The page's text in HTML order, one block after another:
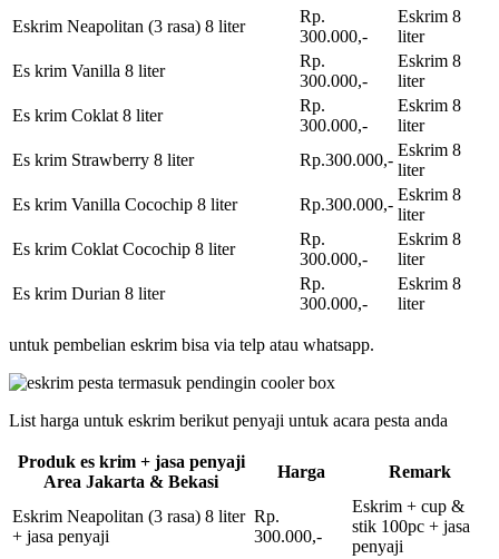
Eskrim Neapolitan (3 rasa) 8 liter
Rp.
300.000,-
Eskrim 8
liter
Es krim Vanilla 8 liter
Rp.
300.000,-
Eskrim 8
liter
Es krim Coklat 8 liter
Rp.
300.000,-
Eskrim 8
liter
Es krim Strawberry 8 liter
Rp.300.000,-
Eskrim 8
liter
Es krim Vanilla Cocochip 8 liter
Rp.300.000,-
Eskrim 8
liter
Es krim Coklat Cocochip 8 liter
Rp.
300.000,-
Eskrim 8
liter
Es krim Durian 8 liter
Rp.
300.000,-
Eskrim 8
liter
untuk pembelian eskrim bisa via telp atau whatsapp.
List harga untuk eskrim berikut penyaji untuk acara pesta anda
Produk es krim + jasa penyaji
Area Jakarta & Bekasi
Harga Remark
Eskrim Neapolitan (3 rasa) 8 liter
+ jasa penyaji
Rp.
300.000,-
Eskrim + cup &
stik 100pc + jasa
penyaji